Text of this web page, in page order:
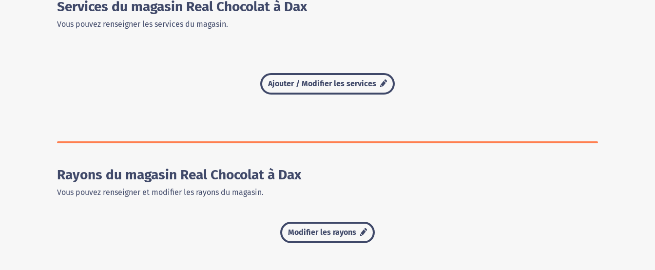
Services du magasin Real Chocolat à Dax
Vous pouvez renseigner les services du magasin.
Ajouter / Modifier les services
Rayons du magasin Real Chocolat à Dax
Vous pouvez renseigner et modifier les rayons du magasin.
Modifier les rayons